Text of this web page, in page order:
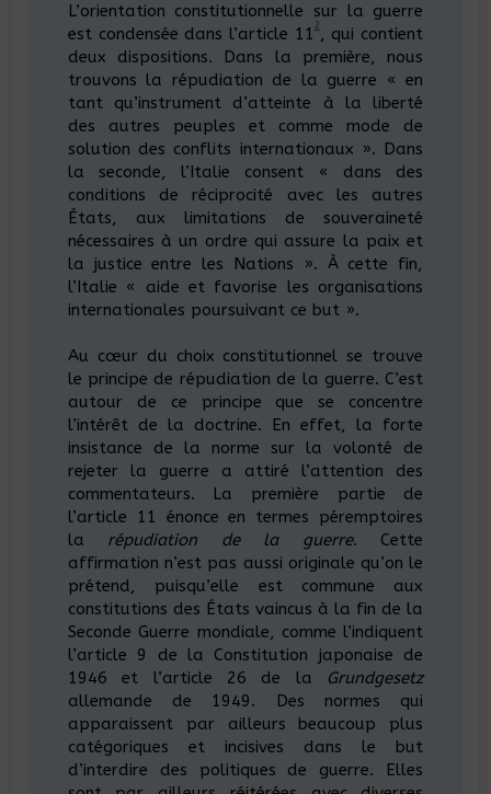
L’orientation constitutionnelle sur la guerre
est condensée dans l’article 11 2, qui contient
deux dispositions. Dans la première, nous
trouvons la répudiation de la guerre « en
tant qu’instrument d’atteinte à la liberté
des autres peuples et comme mode de
solution des conflits internationaux ». Dans
la seconde, l’Italie consent « dans des
conditions de réciprocité avec les autres
États, aux limitations de souveraineté
nécessaires à un ordre qui assure la paix et
la justice entre les Nations ». À cette fin,
l’Italie « aide et favorise les organisations
internationales poursuivant ce but ».
Au cœur du choix constitutionnel se trouve
le principe de répudiation de la guerre. C’est
autour de ce principe que se concentre
l’intérêt de la doctrine. En effet, la forte
insistance de la norme sur la volonté de
rejeter la guerre a attiré l’attention des
commentateurs. La première partie de
l’article 11 énonce en termes péremptoires
la répudiation de la guerre. Cette
affirmation n’est pas aussi originale qu’on le
prétend, puisqu’elle est commune aux
constitutions des États vaincus à la fin de la
Seconde Guerre mondiale, comme l’indiquent
l’article 9 de la Constitution japonaise de
1946 et l’article 26 de la
Grundgesetz
allemande de 1949. Des normes qui
apparaissent par ailleurs beaucoup plus
catégoriques et incisives dans le but
d’interdire des politiques de guerre. Elles